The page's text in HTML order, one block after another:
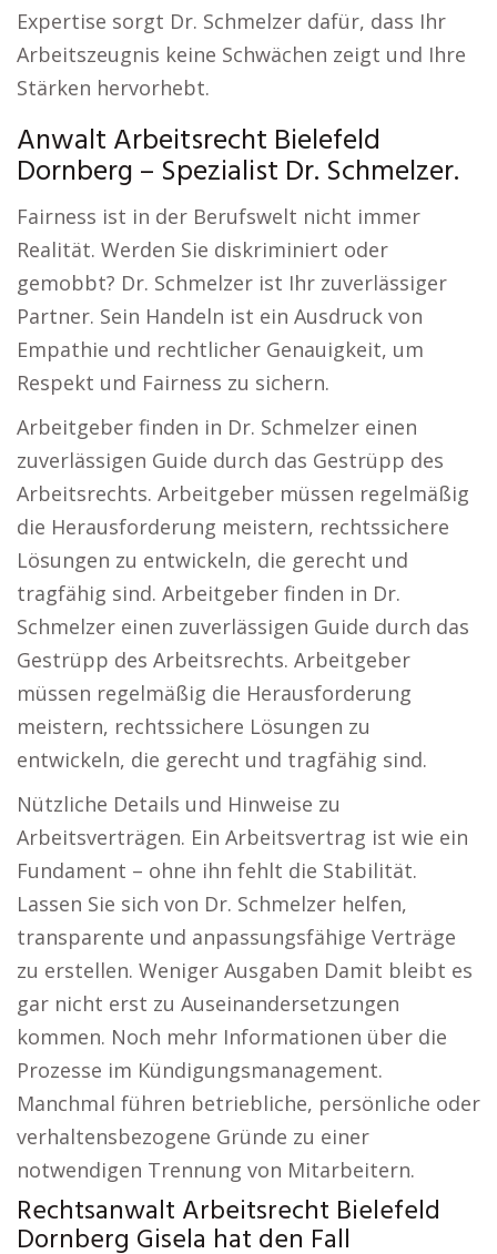
Expertise sorgt Dr. Schmelzer dafür, dass Ihr
Arbeitszeugnis keine Schwächen zeigt und Ihre
Stärken hervorhebt.
Anwalt Arbeitsrecht Bielefeld
Dornberg – Spezialist Dr. Schmelzer.
Fairness ist in der Berufswelt nicht immer
Realität. Werden Sie diskriminiert oder
gemobbt? Dr. Schmelzer ist Ihr zuverlässiger
Partner. Sein Handeln ist ein Ausdruck von
Empathie und rechtlicher Genauigkeit, um
Respekt und Fairness zu sichern.
Arbeitgeber finden in Dr. Schmelzer einen
zuverlässigen Guide durch das Gestrüpp des
Arbeitsrechts. Arbeitgeber müssen regelmäßig
die Herausforderung meistern, rechtssichere
Lösungen zu entwickeln, die gerecht und
tragfähig sind. Arbeitgeber finden in Dr.
Schmelzer einen zuverlässigen Guide durch das
Gestrüpp des Arbeitsrechts. Arbeitgeber
müssen regelmäßig die Herausforderung
meistern, rechtssichere Lösungen zu
entwickeln, die gerecht und tragfähig sind.
Nützliche Details und Hinweise zu
Arbeitsverträgen. Ein Arbeitsvertrag ist wie ein
Fundament – ohne ihn fehlt die Stabilität.
Lassen Sie sich von Dr. Schmelzer helfen,
transparente und anpassungsfähige Verträge
zu erstellen. Weniger Ausgaben Damit bleibt es
gar nicht erst zu Auseinandersetzungen
kommen. Noch mehr Informationen über die
Prozesse im Kündigungsmanagement.
Manchmal führen betriebliche, persönliche oder
verhaltensbezogene Gründe zu einer
notwendigen Trennung von Mitarbeitern.
Rechtsanwalt Arbeitsrecht Bielefeld
Dornberg Gisela hat den Fall